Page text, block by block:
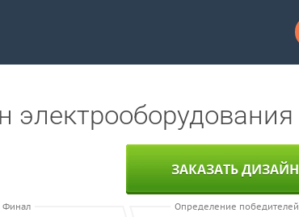
электрооборудования
ЗАКАЗАТЬ ДИЗАЙН
Финал Определение победителей